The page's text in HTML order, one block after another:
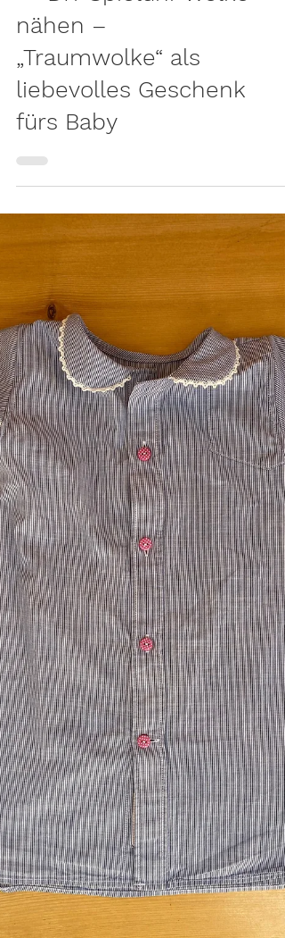
GESCHENKE
☁️ DIY Spieluhr Wolke
nähen –
„Traumwolke“ als
liebevolles Geschenk
fürs Baby